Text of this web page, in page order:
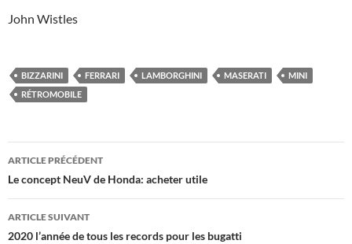
John Wistles
BIZZARINI FERRARI LAMBORGHINI MASERATI
MINI
RÉTROMOBILE
Navigation
des
articles
ARTICLE PRÉCÉDENT
Le concept NeuV de Honda: acheter utile
ARTICLE SUIVANT
2020 l’année de tous les records pour les bugatti